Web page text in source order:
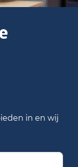
in en wij